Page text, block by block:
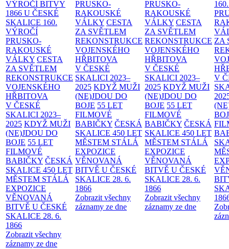
VÝROČÍ BITVY
1866 U ČESKÉ
SKALICE 160.
VÝROČÍ
PRUSKO-
RAKOUSKÉ
VÁLKY CESTA
ZA SVĚTLEM
REKONSTRUKCE
VOJENSKÉHO
HŘBITOVA
V ČESKÉ
SKALICI 2023–
2025 KDYŽ MUŽI
(NE)JDOU DO
BOJE 55 LET
FILMOVÉ
BABIČKY ČESKÁ
SKALICE 450 LET
MĚSTEM STÁLÁ
EXPOZICE
VĚNOVANÁ
BITVĚ U ČESKÉ
SKALICE 28. 6.
1866
Zobrazit všechny
záznamy ze dne
PRUSKO-
RAKOUSKÉ
VÁLKY CESTA
ZA SVĚTLEM
REKONSTRUKCE
VOJENSKÉHO
HŘBITOVA
V ČESKÉ
SKALICI 2023–
2025 KDYŽ MUŽI
(NE)JDOU DO
BOJE 55 LET
FILMOVÉ
BABIČKY ČESKÁ
SKALICE 450 LET
MĚSTEM STÁLÁ
EXPOZICE
VĚNOVANÁ
BITVĚ U ČESKÉ
SKALICE 28. 6.
1866
Zobrazit všechny
záznamy ze dne
PRUSKO-
RAKOUSKÉ
VÁLKY CESTA
ZA SVĚTLEM
REKONSTRUKCE
VOJENSKÉHO
HŘBITOVA
V ČESKÉ
SKALICI 2023–
2025 KDYŽ MUŽI
(NE)JDOU DO
BOJE 55 LET
FILMOVÉ
BABIČKY ČESKÁ
SKALICE 450 LET
MĚSTEM STÁLÁ
EXPOZICE
VĚNOVANÁ
BITVĚ U ČESKÉ
SKALICE 28. 6.
1866
Zobrazit všechny
záznamy ze dne
ZA
V